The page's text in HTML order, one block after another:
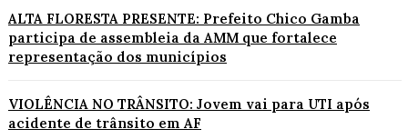
ALTA FLORESTA PRESENTE: Prefeito Chico Gamba
participa de assembleia da AMM que fortalece
representação dos municípios
VIOLÊNCIA NO TRÂNSITO: Jovem vai para UTI após
acidente de trânsito em AF